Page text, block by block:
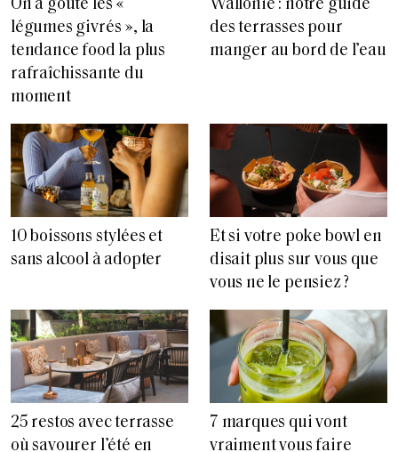
On a goûté les «
légumes givrés », la
tendance food la plus
rafraîchissante du
moment
Wallonie : notre guide
des terrasses pour
manger au bord de l’eau
10 boissons stylées et
sans alcool à adopter
Et si votre poke bowl en
disait plus sur vous que
vous ne le pensiez ?
25 restos avec terrasse
où savourer l’été en
7 marques qui vont
vraiment vous faire